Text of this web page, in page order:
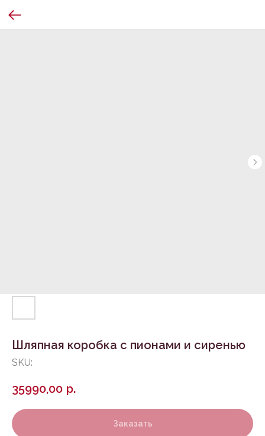
Шляпная коробка с пионами и сиренью
SKU:
35990,00 р.
Заказать